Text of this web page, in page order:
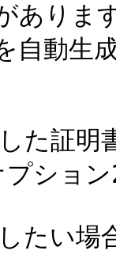
あり
自動生
た証
ショ
たい